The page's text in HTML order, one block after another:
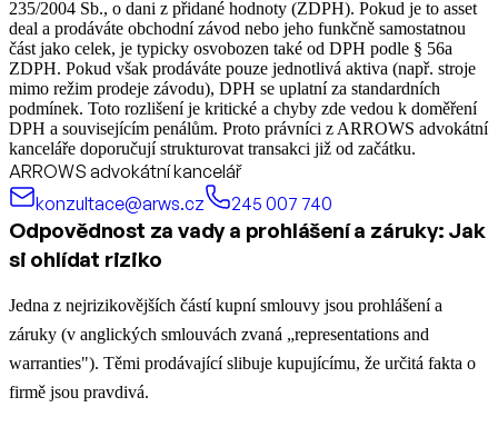
235/2004 Sb., o dani z přidané hodnoty (ZDPH). Pokud je to asset
deal a prodáváte obchodní závod nebo jeho funkčně samostatnou
část jako celek, je typicky osvobozen také od DPH podle § 56a
ZDPH. Pokud však prodáváte pouze jednotlivá aktiva (např. stroje
mimo režim prodeje závodu), DPH se uplatní za standardních
podmínek. Toto rozlišení je kritické a chyby zde vedou k doměření
DPH a souvisejícím penálům. Proto právníci z ARROWS advokátní
kanceláře doporučují strukturovat transakci již od začátku.
ARROWS advokátní kancelář
konzultace@arws.cz
245 007 740
Odpovědnost za vady a prohlášení a záruky: Jak
si ohlídat riziko
Jedna z nejrizikovějších částí kupní smlouvy jsou prohlášení a
záruky (v anglických smlouvách zvaná „representations and
warranties"). Těmi prodávající slibuje kupujícímu, že určitá fakta o
firmě jsou pravdivá.